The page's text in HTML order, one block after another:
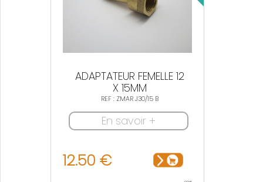
ADAPTATEUR FEMELLE 12
X 15MM
REF : ZMAR J30/15 B
En savoir +
12.50 €